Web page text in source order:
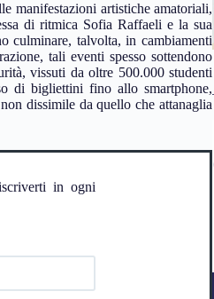
manifestazioni artistiche amatoriali,
di ritmica Sofia Raffaeli e la sua
culminare, talvolta, in cambiamenti
tali eventi spesso sottendono
vissuti da oltre 500.000 studenti
di bigliettini fino allo smartphone,
dissimile da quello che attanaglia
in ogni